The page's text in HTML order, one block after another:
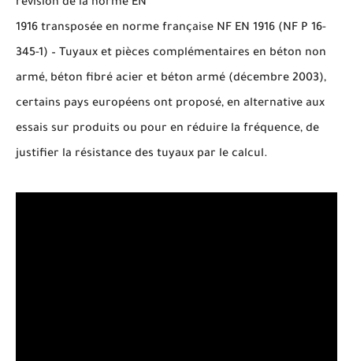
révision de la norme EN
1916 transposée en norme française NF EN 1916 (NF P 16-
345-1) – Tuyaux et pièces complémentaires en béton non
armé, béton fibré acier et béton armé (décembre 2003),
certains pays européens ont proposé, en alternative aux
essais sur produits ou pour en réduire la fréquence, de
justifier la résistance des tuyaux par le calcul.